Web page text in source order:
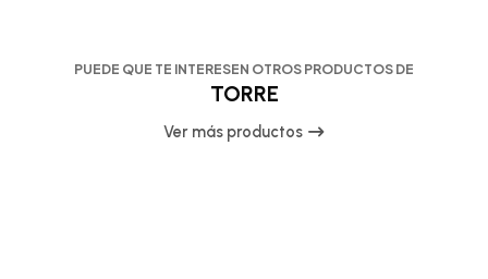
PUEDE QUE TE INTERESEN OTROS PRODUCTOS DE
TORRE
Ver más productos